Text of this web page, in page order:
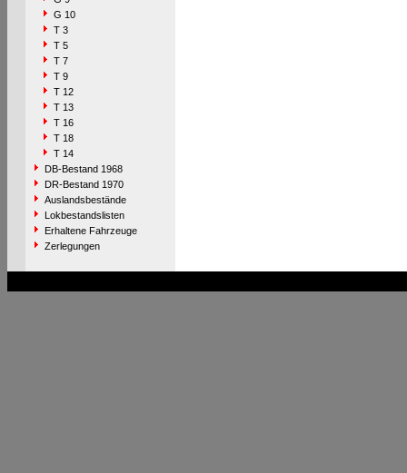
G 10
T 3
T 5
T 7
T 9
T 12
T 13
T 16
T 18
T 14
DB-Bestand 1968
DR-Bestand 1970
Auslandsbestände
Lokbestandslisten
Erhaltene Fahrzeuge
Zerlegungen